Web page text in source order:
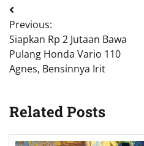
Post
navigation
Previous:
Siapkan Rp 2 Jutaan Bawa
Pulang Honda Vario 110
Agnes, Bensinnya Irit
Related Posts